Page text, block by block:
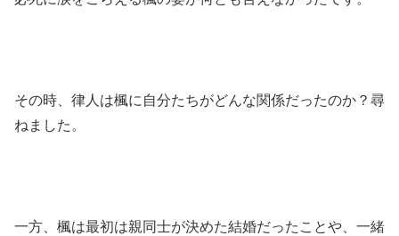
その時、律人は楓に自分たちがどんな関係だったのか？尋
ねました。
一方、楓は最初は親同士が決めた結婚だったことや、一緒